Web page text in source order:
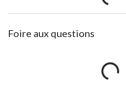
Foire aux questions